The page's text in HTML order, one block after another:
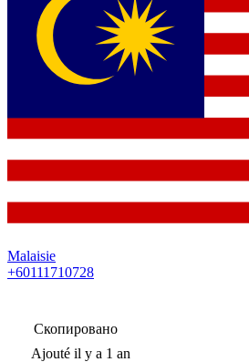
Malaisie
+60111710728
Скопировано
Ajouté il y a 1 an